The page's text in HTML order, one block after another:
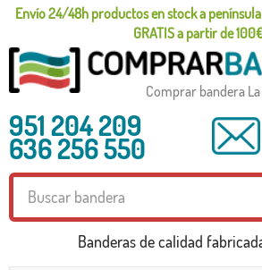
Envío 24/48h productos en stock a
GRATIS a partir de
Comprar bandera
951 204 209
636 256 550
Banderas de calidad